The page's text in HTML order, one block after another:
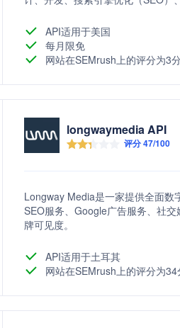
足其不断变化的业务需求。
API适用于美国
每月限免
网站在SEMrush上的评分为3
longwaymedia API
评分 47/100
Longway Media是一家提供全面数
SEO服务、Google广告服务、社
牌可见度。
API适用于土耳其
网站在SEMrush上的评分为34